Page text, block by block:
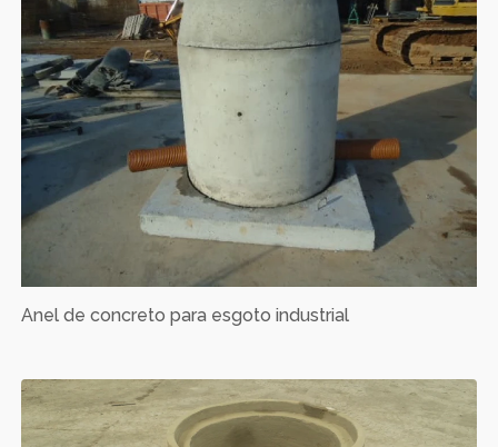
Anel de concreto para esgoto industrial